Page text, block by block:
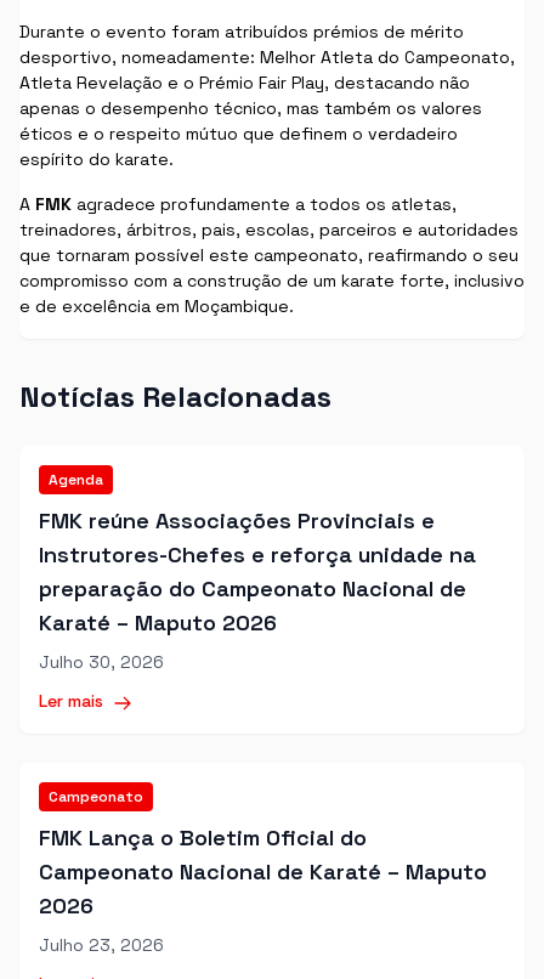
Durante o evento foram atribuídos prémios de mérito
desportivo, nomeadamente: Melhor Atleta do Campeonato,
Atleta Revelação e o Prémio Fair Play, destacando não
apenas o desempenho técnico, mas também os valores
éticos e o respeito mútuo que definem o verdadeiro
espírito do karate.
A FMK agradece profundamente a todos os atletas,
treinadores, árbitros, pais, escolas, parceiros e autoridades
que tornaram possível este campeonato, reafirmando o seu
compromisso com a construção de um karate forte, inclusivo
e de excelência em Moçambique.
Notícias Relacionadas
Agenda
FMK reúne Associações Provinciais e
Instrutores-Chefes e reforça unidade na
preparação do Campeonato Nacional de
Karaté – Maputo 2026
Julho 30, 2026
Ler mais
Campeonato
FMK Lança o Boletim Oficial do
Campeonato Nacional de Karaté – Maputo
2026
Julho 23, 2026